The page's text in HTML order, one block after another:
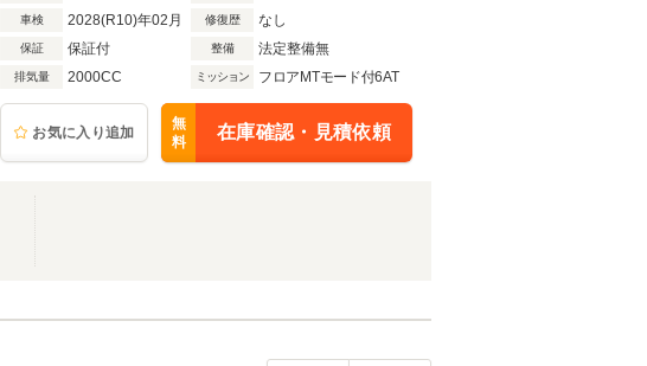
車検 2028(R10)年02月 修復歴 なし
保証 保証付 整備 法定整備無
排気量 2000CC ミッション フロアMTモード付6AT
お気に入り追加
無
料
在庫確認・見積依頼